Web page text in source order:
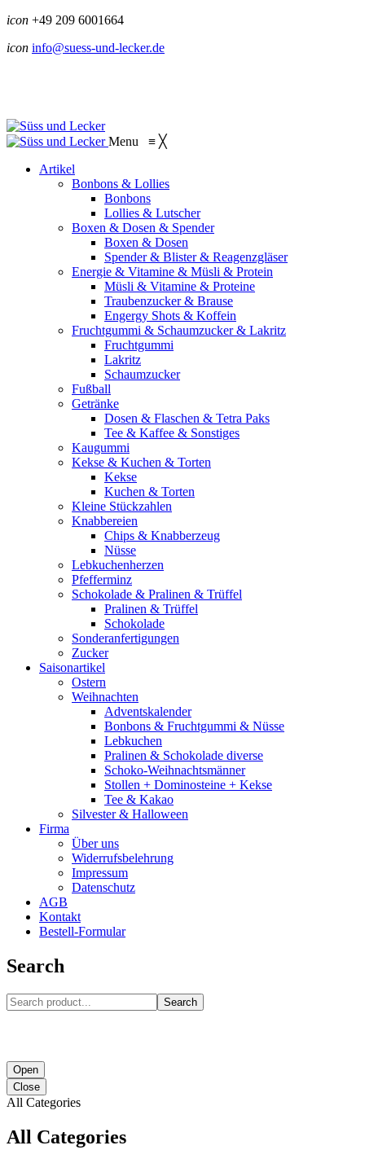
icon +49 209 6001664
icon info@suess-und-lecker.de
Menu ≡ ╳
Artikel
Bonbons & Lollies
Bonbons
Lollies & Lutscher
Boxen & Dosen & Spender
Boxen & Dosen
Spender & Blister & Reagenzgläser
Energie & Vitamine & Müsli & Protein
Müsli & Vitamine & Proteine
Traubenzucker & Brause
Engergy Shots & Koffein
Fruchtgummi & Schaumzucker & Lakritz
Fruchtgummi
Lakritz
Schaumzucker
Fußball
Getränke
Dosen & Flaschen & Tetra Paks
Tee & Kaffee & Sonstiges
Kaugummi
Kekse & Kuchen & Torten
Kekse
Kuchen & Torten
Kleine Stückzahlen
Knabbereien
Chips & Knabberzeug
Nüsse
Lebkuchenherzen
Pfefferminz
Schokolade & Pralinen & Trüffel
Pralinen & Trüffel
Schokolade
Sonderanfertigungen
Zucker
Saisonartikel
Ostern
Weihnachten
Adventskalender
Bonbons & Fruchtgummi & Nüsse
Lebkuchen
Pralinen & Schokolade diverse
Schoko-Weihnachtsmänner
Stollen + Dominosteine + Kekse
Tee & Kakao
Silvester & Halloween
Firma
Über uns
Widerrufsbelehrung
Impressum
Datenschutz
AGB
Kontakt
Bestell-Formular
Search
Search
Open
Close
All Categories
All Categories